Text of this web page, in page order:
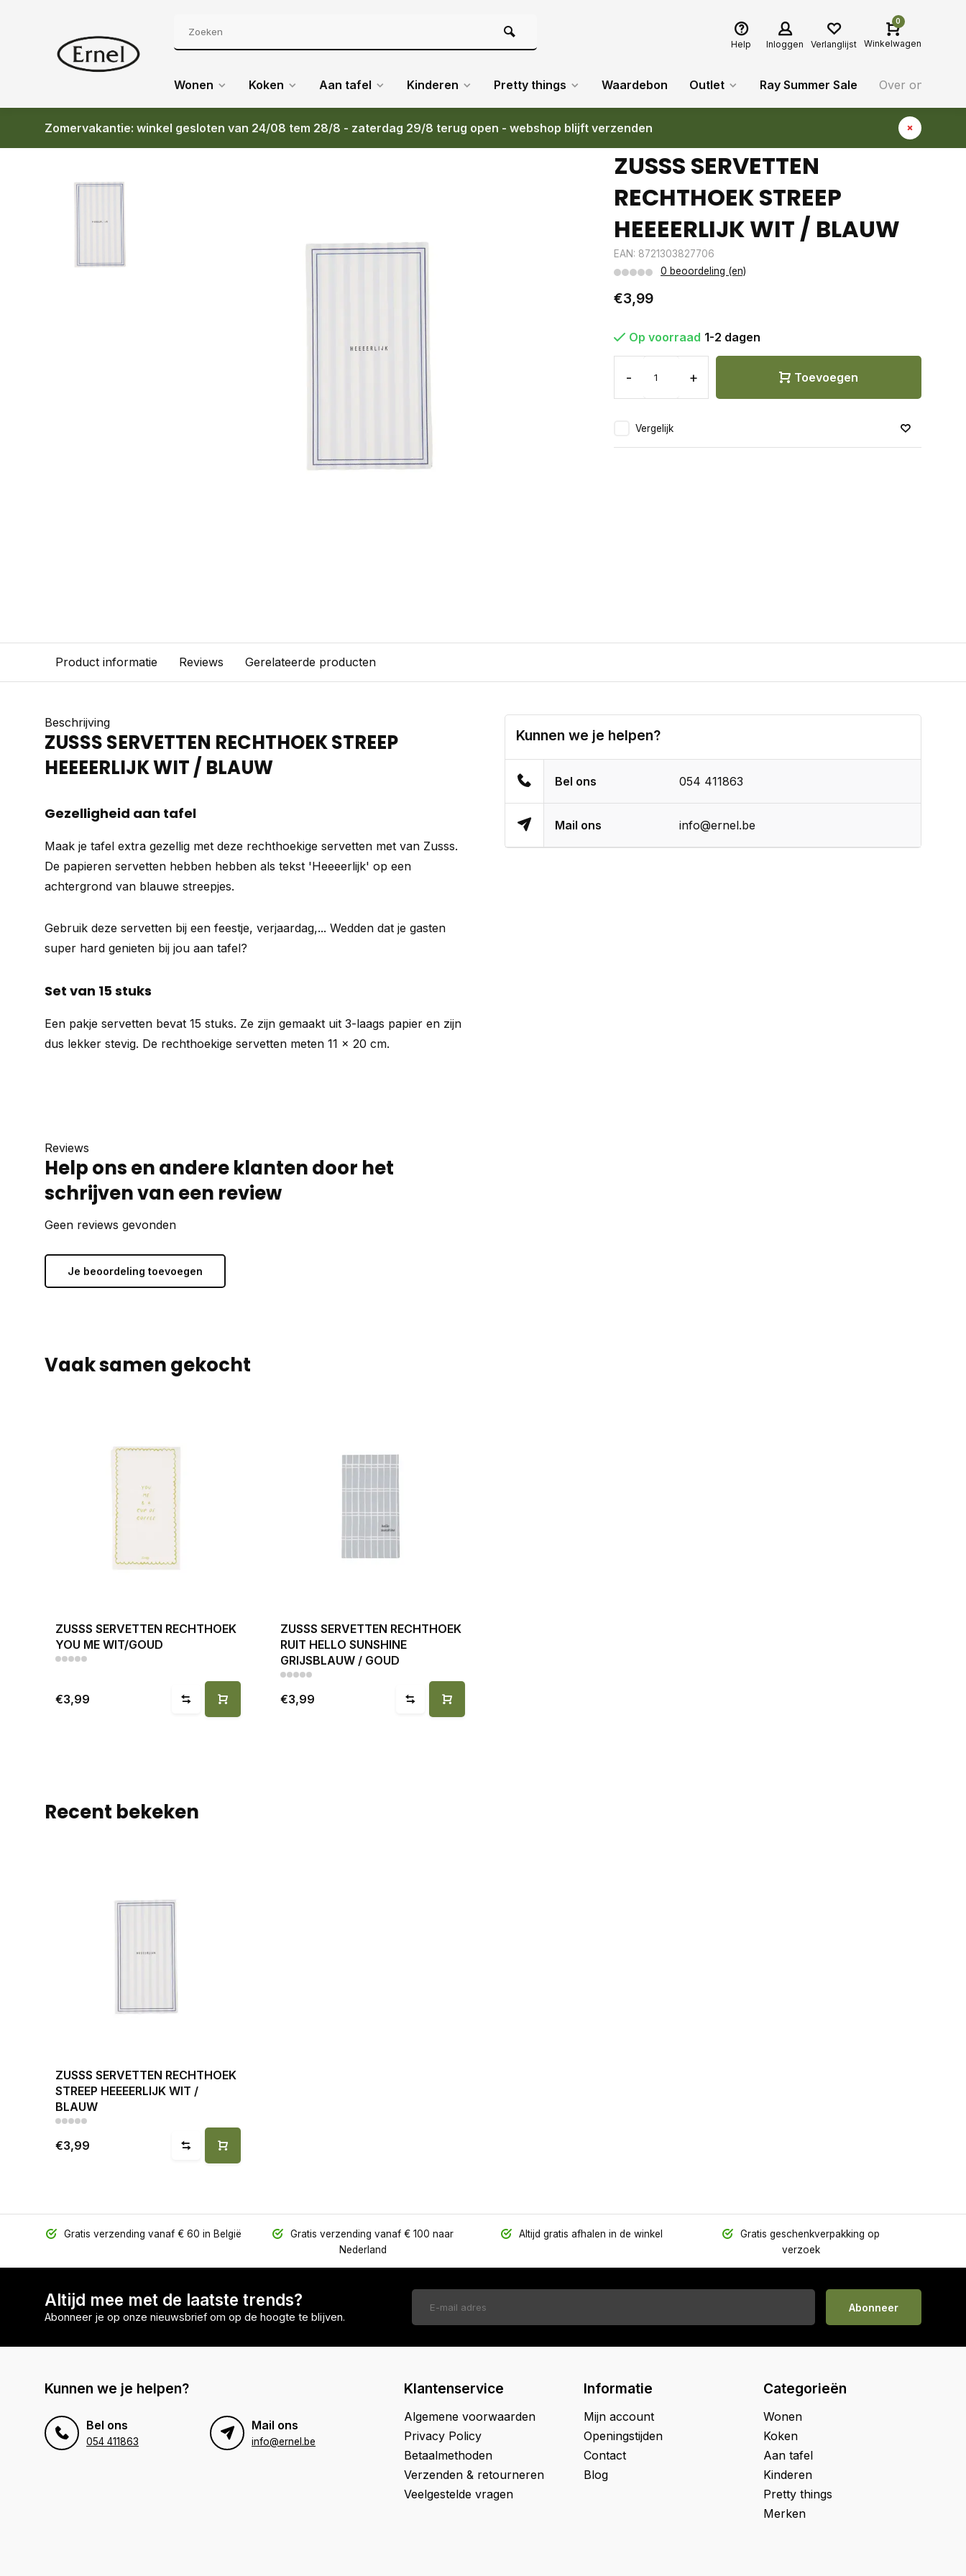
Help Inloggen Verlanglijst
0
Winkelwagen
Wonen Koken Aan tafel Kinderen Pretty things Waardebon Outlet Ray Summer Sale Over ons
Zomervakantie: winkel gesloten van 24/08 tem 28/8 - zaterdag 29/8 terug open - webshop blijft verzenden
Terug ZUSSS SERVETTEN RECHTHOEK STREEP HEEEERLIJK WIT / BLAUW
ZUSSS SERVETTEN
RECHTHOEK STREEP
HEEEERLIJK WIT / BLAUW
EAN: 8721303827706
0 beoordeling (en)
€3,99
Op voorraad 1-2 dagen
- + Toevoegen
Vergelijk
Product informatie Reviews Gerelateerde producten
Beschrijving
ZUSSS SERVETTEN RECHTHOEK STREEP
HEEEERLIJK WIT / BLAUW
Gezelligheid aan tafel
Maak je tafel extra gezellig met deze rechthoekige servetten met van Zusss.
De papieren servetten hebben hebben als tekst 'Heeeerlijk' op een
achtergrond van blauwe streepjes.
Gebruik deze servetten bij een feestje, verjaardag,... Wedden dat je gasten
super hard genieten bij jou aan tafel?
Set van 15 stuks
Een pakje servetten bevat 15 stuks. Ze zijn gemaakt uit 3-laags papier en zijn
dus lekker stevig. De rechthoekige servetten meten 11 x 20 cm.
Kunnen we je helpen?
Bel ons 054 411863
Mail ons info@ernel.be
Reviews
Help ons en andere klanten door het
schrijven van een review
Geen reviews gevonden
Je beoordeling toevoegen
Vaak samen gekocht
ZUSSS SERVETTEN RECHTHOEK
YOU ME WIT/GOUD
€3,99
ZUSSS SERVETTEN RECHTHOEK
RUIT HELLO SUNSHINE
GRIJSBLAUW / GOUD
€3,99
Recent bekeken
ZUSSS SERVETTEN RECHTHOEK
STREEP HEEEERLIJK WIT /
BLAUW
€3,99
Gratis verzending vanaf € 60 in België
Gratis verzending vanaf € 100 naar
Nederland
Altijd gratis afhalen in de winkel
Gratis geschenkverpakking op
verzoek
Altijd mee met de laatste trends?
Abonneer je op onze nieuwsbrief om op de hoogte te blijven.
Abonneer
Kunnen we je helpen?
Bel ons
054 411863
Mail ons
info@ernel.be
Klantenservice
Algemene voorwaarden
Privacy Policy
Betaalmethoden
Verzenden & retourneren
Veelgestelde vragen
Informatie
Mijn account
Openingstijden
Contact
Blog
Categorieën
Wonen
Koken
Aan tafel
Kinderen
Pretty things
Merken